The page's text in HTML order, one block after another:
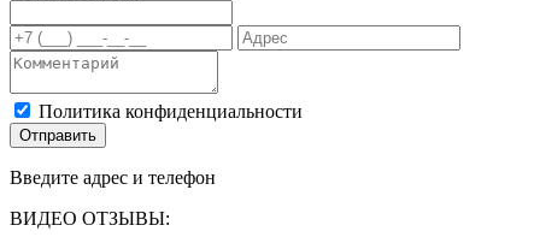
Политика конфиденциальности
Отправить
Введите адрес и телефон
ВИДЕО ОТЗЫВЫ: